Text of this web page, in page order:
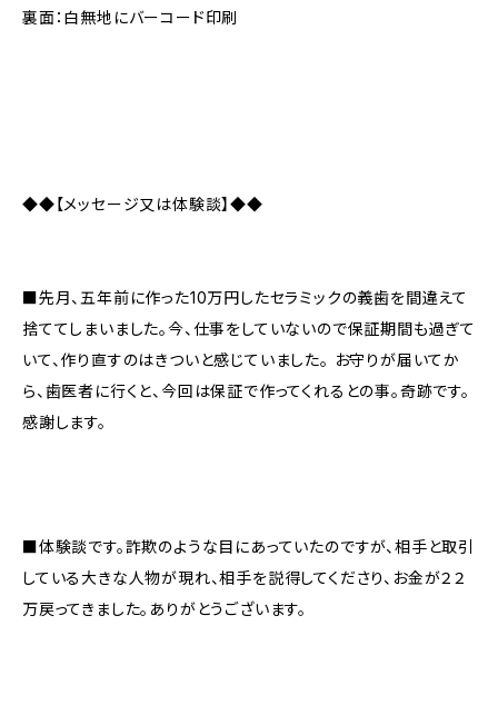
裏面：白無地にバーコード印刷
◆◆【メッセージ又は体験談】◆◆
■先月、五年前に作った10万円したセラミックの義歯を間違えて
捨ててしまいました。今、仕事をしていないので保証期間も過ぎて
いて、作り直すのはきついと感じていました。 お守りが届いてか
ら、歯医者に行くと、今回は保証で作ってくれるとの事。奇跡です。
感謝します。
■体験談です。詐欺のような目にあっていたのですが、相手と取引
している大きな人物が現れ、相手を説得してくださり、お金が２２
万戻ってきました。ありがとうございます。